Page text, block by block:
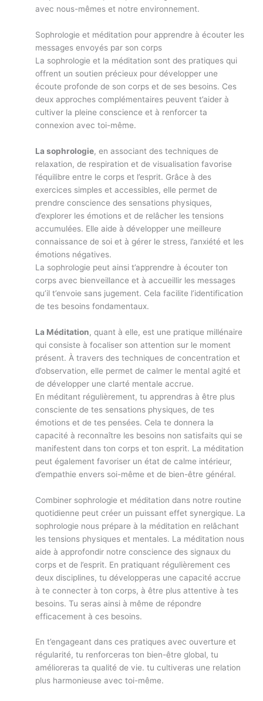
avec nous-mêmes et notre environnement.
Sophrologie et méditation pour apprendre à écouter les
messages envoyés par son corps
La sophrologie et la méditation sont des pratiques qui
offrent un soutien précieux pour développer une
écoute profonde de son corps et de ses besoins. Ces
deux approches complémentaires peuvent t’aider à
cultiver la pleine conscience et à renforcer ta
connexion avec toi-même.
La sophrologie, en associant des techniques de
relaxation, de respiration et de visualisation favorise
l’équilibre entre le corps et l’esprit. Grâce à des
exercices simples et accessibles, elle permet de
prendre conscience des sensations physiques,
d’explorer les émotions et de relâcher les tensions
accumulées. Elle aide à développer une meilleure
connaissance de soi et à gérer le stress, l’anxiété et les
émotions négatives.
La sophrologie peut ainsi t’apprendre à écouter ton
corps avec bienveillance et à accueillir les messages
qu’il t’envoie sans jugement. Cela facilite l’identification
de tes besoins fondamentaux.
La Méditation, quant à elle, est une pratique millénaire
qui consiste à focaliser son attention sur le moment
présent. À travers des techniques de concentration et
d’observation, elle permet de calmer le mental agité et
de développer une clarté mentale accrue.
En méditant régulièrement, tu apprendras à être plus
consciente de tes sensations physiques, de tes
émotions et de tes pensées. Cela te donnera la
capacité à reconnaître les besoins non satisfaits qui se
manifestent dans ton corps et ton esprit. La méditation
peut également favoriser un état de calme intérieur,
d’empathie envers soi-même et de bien-être général.
Combiner sophrologie et méditation dans notre routine
quotidienne peut créer un puissant effet synergique. La
sophrologie nous prépare à la méditation en relâchant
les tensions physiques et mentales. La méditation nous
aide à approfondir notre conscience des signaux du
corps et de l’esprit. En pratiquant régulièrement ces
deux disciplines, tu développeras une capacité accrue
à te connecter à ton corps, à être plus attentive à tes
besoins. Tu seras ainsi à même de répondre
efficacement à ces besoins.
En t’engageant dans ces pratiques avec ouverture et
régularité, tu renforceras ton bien-être global, tu
amélioreras ta qualité de vie. tu cultiveras une relation
plus harmonieuse avec toi-même.